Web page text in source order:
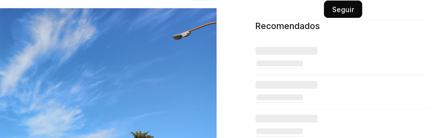
Seguir
Recomendados